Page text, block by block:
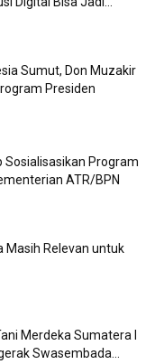
Sumut, Don Muzakir
Presiden
Sosialisasikan Program
ATR/BPN
Masih Relevan untuk
Merdeka Sumatera I
Swasembada...